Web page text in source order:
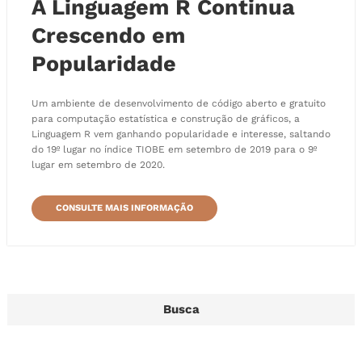
A Linguagem R Continua
Crescendo em
Popularidade
Um ambiente de desenvolvimento de código aberto e gratuito
para computação estatística e construção de gráficos, a
Linguagem R vem ganhando popularidade e interesse, saltando
do 19º lugar no índice TIOBE em setembro de 2019 para o 9º
lugar em setembro de 2020.
CONSULTE MAIS INFORMAÇÃO
Busca